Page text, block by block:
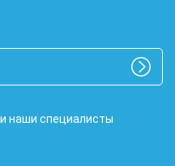
наши специалисты